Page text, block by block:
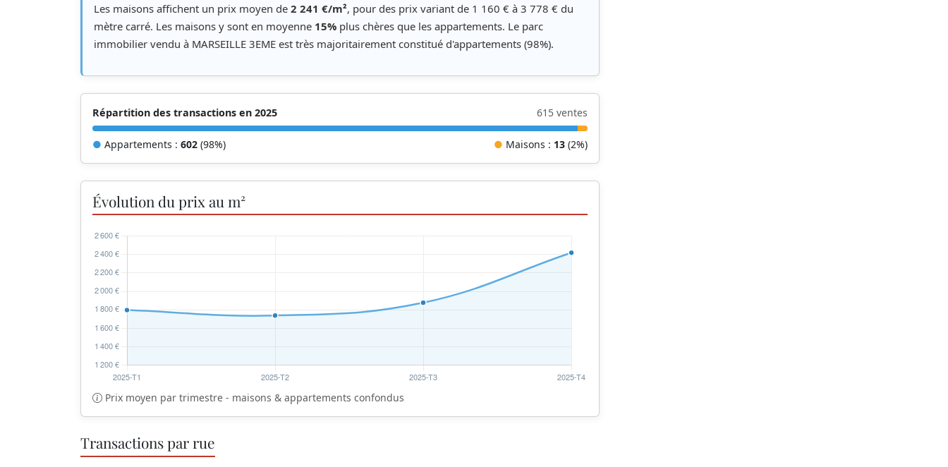
Les maisons affichent un prix moyen de 2 241 €/m², pour des prix variant de 1 160 € à 3 778 € du
mètre carré. Les maisons y sont en moyenne 15% plus chères que les appartements. Le parc
immobilier vendu à MARSEILLE 3EME est très majoritairement constitué d'appartements (98%).
Répartition des transactions en 2025 615 ventes
● Appartements : 602 (98%) ● Maisons : 13 (2%)
Évolution du prix au m²
Prix moyen par trimestre - maisons & appartements confondus
Transactions par rue